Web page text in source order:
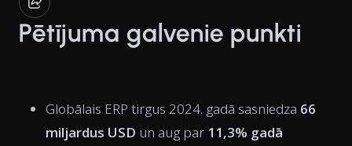
Pētījuma galvenie punkti
Globālais ERP tirgus 2024. gadā sasniedza 66
miljardus USD un aug par 11,3% gadā